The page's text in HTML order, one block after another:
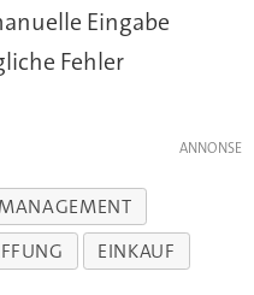
Eingabe
Fehler
EINKAUF